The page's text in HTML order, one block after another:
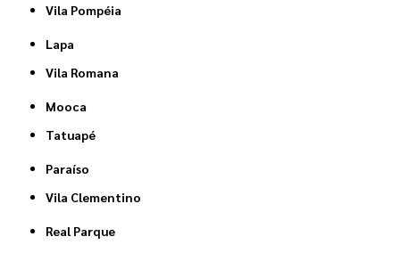
Vila Pompéia
Lapa
Vila Romana
Mooca
Tatuapé
Paraíso
Vila Clementino
Real Parque